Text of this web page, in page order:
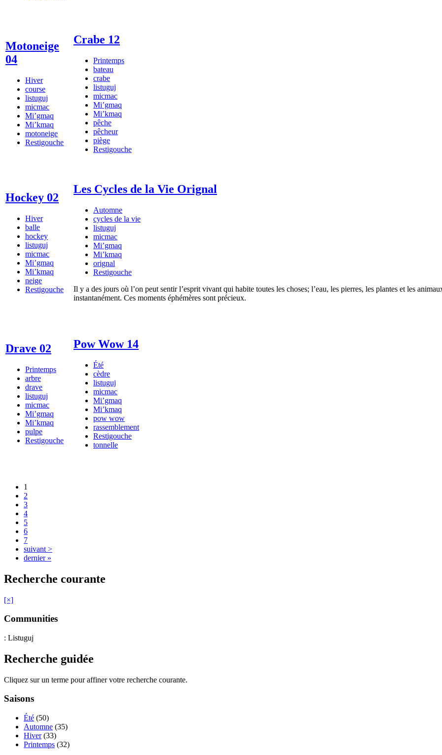
Motoneige
04
Hiver
course
listuguj
micmac
Mi’gmaq
Mi’kmaq
motoneige
Restigouche
Crabe 12
Printemps
bateau
crabe
listuguj
micmac
Mi’gmaq
Mi’kmaq
pêche
pêcheur
piège
Restigouche
Hockey 02
Hiver
balle
hockey
listuguj
micmac
Mi’gmaq
Mi’kmaq
neige
Restigouche
Les Cycles de la Vie Orignal
Automne
cycles de la vie
listuguj
micmac
Mi’gmaq
Mi’kmaq
orignal
Restigouche
Il y a des jours où l’on peut sentir l’esprit vivant qui habite toutes les choses; l’eau, les pierres, les plantes et les
instantanément. Ces moments éphémères sont précieux.
Drave 02
Printemps
arbre
drave
listuguj
micmac
Mi’gmaq
Mi’kmaq
pulpe
Restigouche
Pow Wow 14
Été
cèdre
listuguj
micmac
Mi’gmaq
Mi’kmaq
pow wow
rassemblement
Restigouche
tonnelle
1
2
3
4
5
6
7
suivant >
dernier »
Recherche courante
[×]
Communities
: Listuguj
Recherche guidée
Cliquez sur un terme pour affiner votre recherche courante.
Saisons
Été (50)
Automne (35)
Hiver(33)
Printemps (32)